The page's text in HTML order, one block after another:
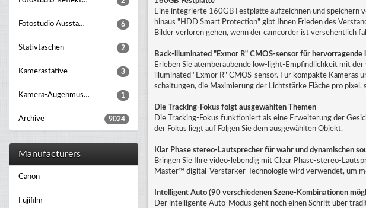
Eine integrierte 160GB Festplatte aufzeichnen und
hinaus "HDD Smart Protection" gibt Ihnen Frieden des
Bilder verloren gehen, wenn der camcorder ist versehentlich
Back-illuminated "Exmor R" CMOS-sensor für
Erleben Sie atemberaubende low-light-Empfindlichkeit mit
illuminated "Exmor R" CMOS-sensor. Für kompakte Kameras
schaltungen, die Maximierung der Lichtstärke Fläche pro
Die Tracking-Fokus folgt ausgewählten Themen
Die Tracking-Fokus funktioniert als eine Erweiterung der
der Fokus liegt auf Folgen Sie dem ausgewählten Objekt.
Klar Phase stereo-Lautsprecher für wahr und dynamischen
Bringen Sie Ihre video-lebendig mit Clear Phase-stereo-
Master™ digital-Verstärker-Technologie wird verwendet, um
Intelligent Auto (90 verschiedenen Szene-Kombinationen
Der intelligente Auto-Modus geht noch einen Schritt über
Fotostudio Ausstattungsset 6
Stativtaschen 2
Kamerastative 3
Kamera-Augenmuscheln 1
Archive 9024
Manufacturers
Canon
Fujifilm